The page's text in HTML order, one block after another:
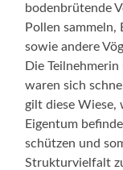
bodenbrütende
Pollen sammeln,
sowie andere
Die
waren sich
gilt diese Wiese,
Eigentum
schützen und
Strukturvielfalt